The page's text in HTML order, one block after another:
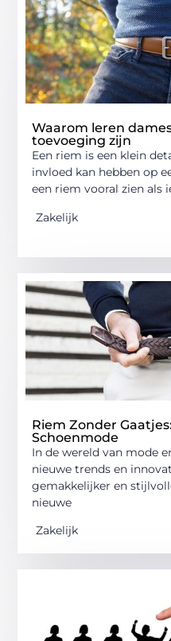
Waarom leren
toevoeging zijn
Een riem is een klein
invloed kan hebben op
een riem vooral zien als
Zakelijk
Riem Zonder
Schoenmode
In de wereld van mode
nieuwe trends en
gemakkelijker en
nieuwe
Zakelijk